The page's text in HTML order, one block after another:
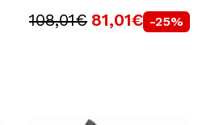
108,01€ 81,01€ -25%